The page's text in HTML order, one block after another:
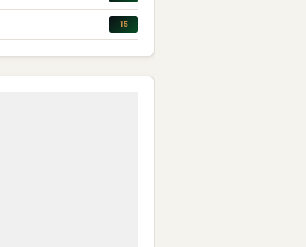
15